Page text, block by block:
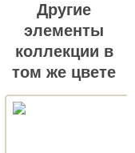
Другие
элементы
коллекции в
том же цвете